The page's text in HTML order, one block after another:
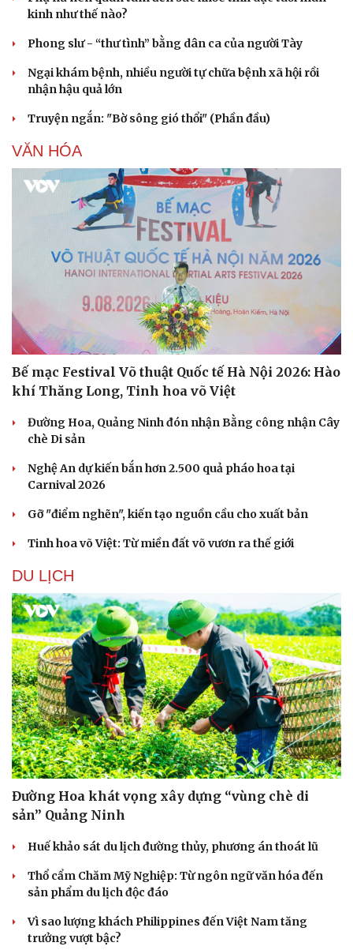
Doanh nghiệp
Doanh nghiệp 24h
Doanh nhân
Vì cộng đồng
Công nghệ
Sành điệu
Tin Công nghệ
Trải nghiệm
Chuyển đổi số
kinh như thế nào?
Phong slư - “thư tình” bằng dân ca của người Tày
Ngại khám bệnh, nhiều người tự chữa bệnh xã hội rồi
nhận hậu quả lớn
Truyện ngắn: "Bờ sông gió thổi" (Phần đầu)
VĂN HÓA
Bế mạc Festival Võ thuật Quốc tế Hà Nội 2026: Hào
khí Thăng Long, Tinh hoa võ Việt
Đường Hoa, Quảng Ninh đón nhận Bằng công nhận Cây
chè Di sản
Nghệ An dự kiến bắn hơn 2.500 quả pháo hoa tại
Carnival 2026
Gỡ "điểm nghẽn", kiến tạo nguồn cầu cho xuất bản
Tinh hoa võ Việt: Từ miền đất võ vươn ra thế giới
DU LỊCH
Đường Hoa khát vọng xây dựng “vùng chè di
sản” Quảng Ninh
Huế khảo sát du lịch đường thủy, phương án thoát lũ
Thổ cẩm Chăm Mỹ Nghiệp: Từ ngôn ngữ văn hóa đến
sản phẩm du lịch độc đáo
Vì sao lượng khách Philippines đến Việt Nam tăng
trưởng vượt bậc?